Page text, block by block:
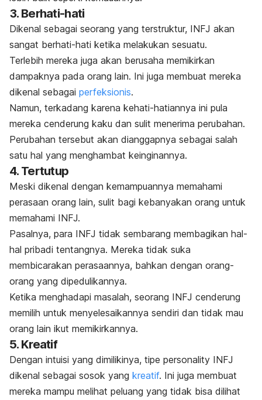
3. Berhati-hati
Dikenal sebagai seorang yang terstruktur, INFJ akan
sangat berhati-hati ketika melakukan sesuatu.
Terlebih mereka juga akan berusaha memikirkan
dampaknya pada orang lain. Ini juga membuat mereka
dikenal sebagai perfeksionis.
Namun, terkadang karena kehati-hatiannya ini pula
mereka cenderung kaku dan sulit menerima perubahan.
Perubahan tersebut akan dianggapnya sebagai salah
satu hal yang menghambat keinginannya.
4. Tertutup
Meski dikenal dengan kemampuannya memahami
perasaan orang lain, sulit bagi kebanyakan orang untuk
memahami INFJ.
Pasalnya, para INFJ tidak sembarang membagikan hal-
hal pribadi tentangnya. Mereka tidak suka
membicarakan perasaannya, bahkan dengan orang-
orang yang dipedulikannya.
Ketika menghadapi masalah, seorang INFJ cenderung
memilih untuk menyelesaikannya sendiri dan tidak mau
orang lain ikut memikirkannya.
5. Kreatif
Dengan intuisi yang dimilikinya, tipe personality INFJ
dikenal sebagai sosok yang kreatif. Ini juga membuat
mereka mampu melihat peluang yang tidak bisa dilihat